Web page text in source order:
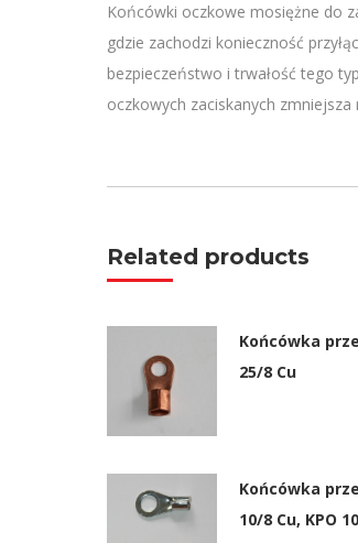
Końcówki oczkowe mosiężne do
gdzie zachodzi konieczność
bezpieczeństwo i trwałość tego
oczkowych zaciskanych
Related products
Końcówka
25/8 Cu
Końcówka
10/8 Cu, KPO